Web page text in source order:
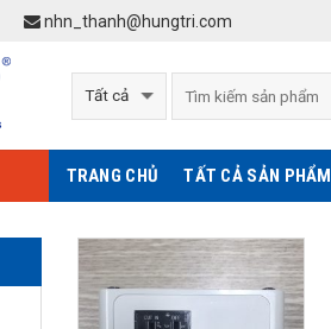
nhn_thanh@hungtri.com
TRANG CHỦ TẤT CẢ SẢN PHẨM